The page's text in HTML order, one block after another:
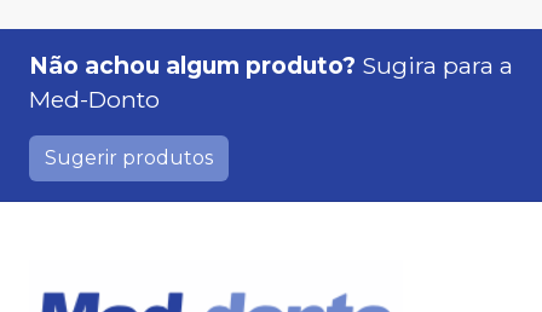
Não achou algum produto? Sugira para a
Med-Donto
Sugerir produtos